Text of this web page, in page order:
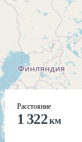
Расстояние
1 322км